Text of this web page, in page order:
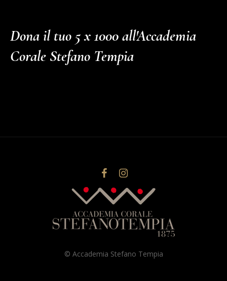
Dona il tuo 5 x 1000 all'Accademia
Corale Stefano Tempia
© Accademia Stefano Tempia